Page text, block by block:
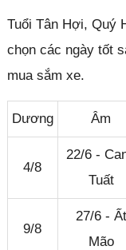
Tuổi Tân Hợi, Quý
chọn các ngày tốt
mua sắm xe.
Dương Âm
4/8
22/6 -
Tuất
9/8
27/6 - Ất
Mão